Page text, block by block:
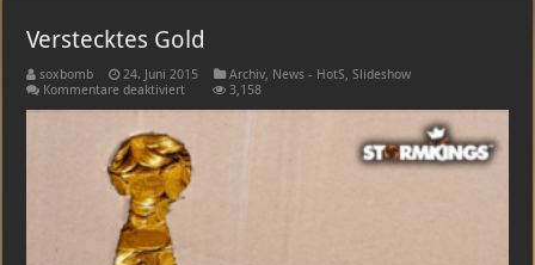
Verstecktes Gold
soxbomb 24. Juni 2015 Archiv, News - HotS,Slideshow
Kommentare deaktiviertfür
3,158